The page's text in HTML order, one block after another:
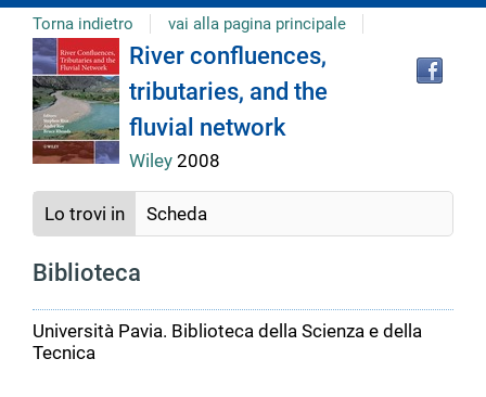
Torna indietro vai alla pagina principale
Dettaglio
del
documento
River confluences,
tributaries, and the
fluvial network
Wiley 2008
Lo trovi in Scheda
Biblioteca
Università Pavia. Biblioteca della Scienza e della
Tecnica